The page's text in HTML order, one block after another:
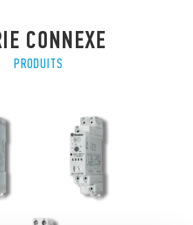
CONNEXE
PRODUITS